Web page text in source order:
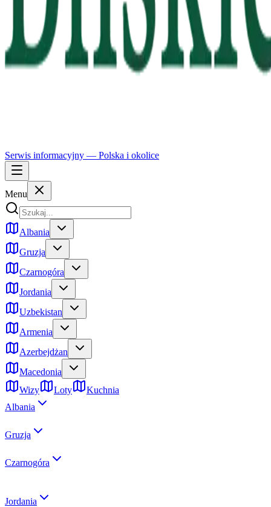
Serwis informacyjny — Polska i okolice
Menu
Albania
Gruzja
Czarnogóra
Jordania
Uzbekistan
Armenia
Azerbejdżan
Macedonia
Wizy
Loty
Kuchnia
Albania
Gruzja
Czarnogóra
Jordania